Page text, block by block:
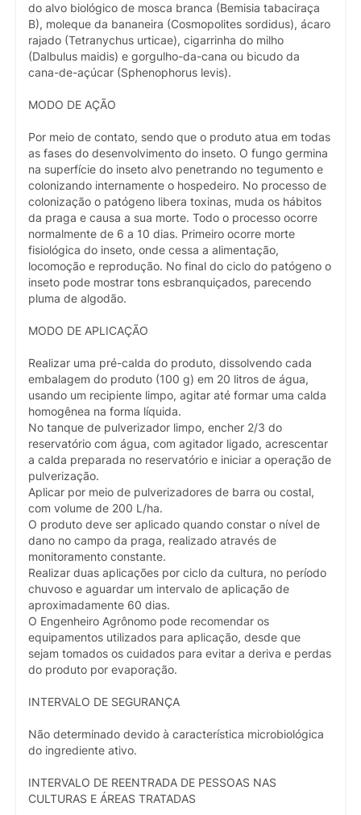
do alvo biológico de mosca branca (Bemisia tabaciraça
B), moleque da bananeira (Cosmopolites sordidus), ácaro
rajado (Tetranychus urticae), cigarrinha do milho
(Dalbulus maidis) e gorgulho-da-cana ou bicudo da
cana-de-açúcar (Sphenophorus levis).
MODO DE AÇÃO
Por meio de contato, sendo que o produto atua em todas
as fases do desenvolvimento do inseto. O fungo germina
na superfície do inseto alvo penetrando no tegumento e
colonizando internamente o hospedeiro. No processo de
colonização o patógeno libera toxinas, muda os hábitos
da praga e causa a sua morte. Todo o processo ocorre
normalmente de 6 a 10 dias. Primeiro ocorre morte
fisiológica do inseto, onde cessa a alimentação,
locomoção e reprodução. No final do ciclo do patógeno o
inseto pode mostrar tons esbranquiçados, parecendo
pluma de algodão.
MODO DE APLICAÇÃO
Realizar uma pré-calda do produto, dissolvendo cada
embalagem do produto (100 g) em 20 litros de água,
usando um recipiente limpo, agitar até formar uma calda
homogênea na forma líquida.
No tanque de pulverizador limpo, encher 2/3 do
reservatório com água, com agitador ligado, acrescentar
a calda preparada no reservatório e iniciar a operação de
pulverização.
Aplicar por meio de pulverizadores de barra ou costal,
com volume de 200 L/ha.
O produto deve ser aplicado quando constar o nível de
dano no campo da praga, realizado através de
monitoramento constante.
Realizar duas aplicações por ciclo da cultura, no período
chuvoso e aguardar um intervalo de aplicação de
aproximadamente 60 dias.
O Engenheiro Agrônomo pode recomendar os
equipamentos utilizados para aplicação, desde que
sejam tomados os cuidados para evitar a deriva e perdas
do produto por evaporação.
INTERVALO DE SEGURANÇA
Não determinado devido à característica microbiológica
do ingrediente ativo.
INTERVALO DE REENTRADA DE PESSOAS NAS
CULTURAS E ÁREAS TRATADAS